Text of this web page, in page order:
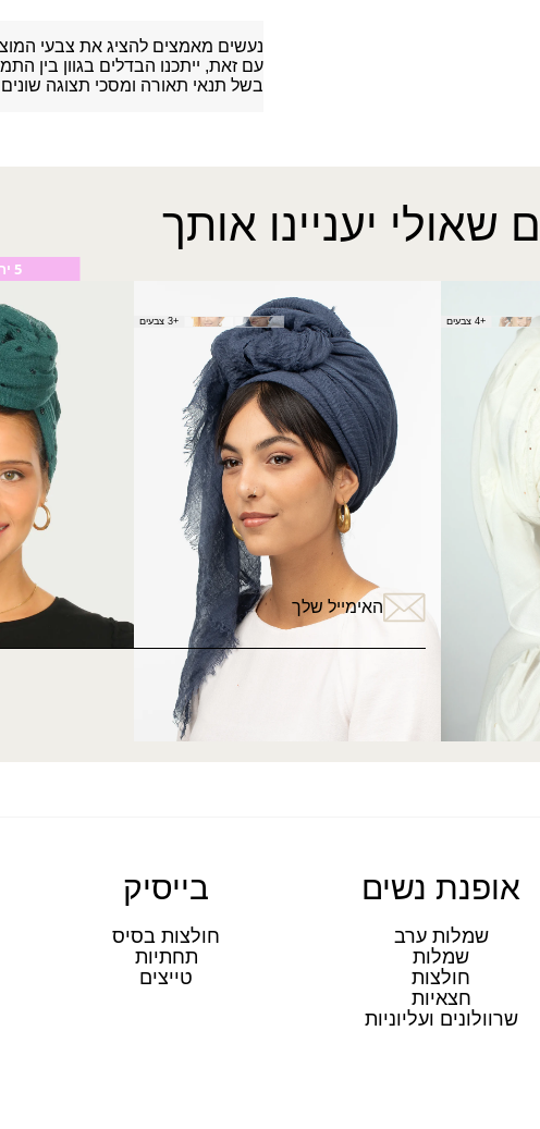
נעשים מאמצים להציג את צבעי
עם זאת, ייתכנו הבדלים בגוון בין
בשל תנאי תאורה ומסכי תצוגה שונים
שאולי יעניינו אותך
+4 צבעים +3 צבעים
5 יח' ב-100 ₪
צעיף נטופה
האימייל שלך
אופנת נשים
שמלות ערב
שמלות
חולצות
חצאיות
שרוולונים ועליוניות
בייסיק
חולצות בסיס
תחתיות
טייצים